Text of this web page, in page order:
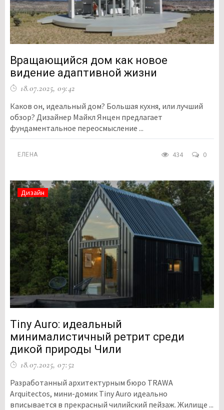
Вращающийся дом как новое
видение адаптивной жизни
18.07.2025, 09:42
Каков он, идеальный дом? Большая кухня, или лучший
обзор? Дизайнер Майкл Янцен предлагает
фундаментальное переосмысление ...
ЕЛЕНА 434 0
Дизайн
Tiny Auro: идеальный
минималистичный ретрит среди
дикой природы Чили
18.07.2025, 07:52
Разработанный архитектурным бюро TRAWA
Arquitectos, мини-домик Tiny Auro идеально
вписывается в прекрасный чилийский пейзаж. Жилище ...